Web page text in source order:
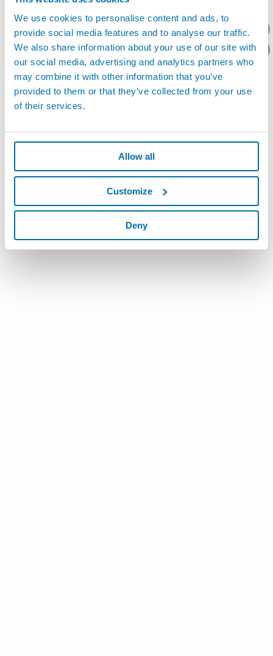
We use cookies to personalise content and ads, to
provide social media features and to analyse our traffic.
We also share information about your use of our site with
our social media, advertising and analytics partners who
may combine it with other information that you’ve
provided to them or that they’ve collected from your use
of their services.
Allow all
Customize
Deny
SUPER-MECLAB X - 该激光直径测量仪带有嵌入式PC，
您想要了解什么呢？
产品资料/技术报价？